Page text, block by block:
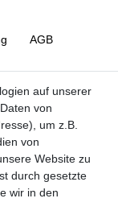
AGB
Laufenden
auf unserer
von
um z.B.
von
Website zu
durch gesetzte
wir in den